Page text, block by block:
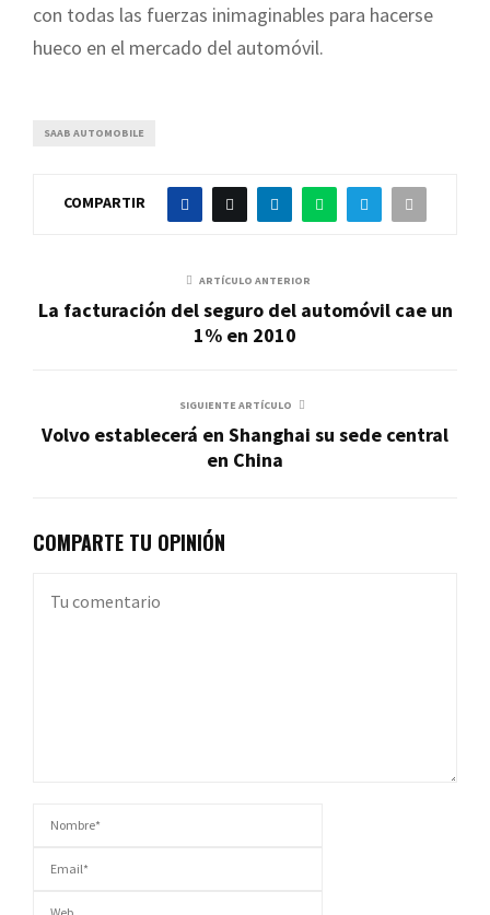
con todas las fuerzas inimaginables para hacerse
hueco en el mercado del automóvil.
SAAB AUTOMOBILE
COMPARTIR
ARTÍCULO ANTERIOR
La facturación del seguro del automóvil cae un
1% en 2010
SIGUIENTE ARTÍCULO
Volvo establecerá en Shanghai su sede central
en China
COMPARTE TU OPINIÓN